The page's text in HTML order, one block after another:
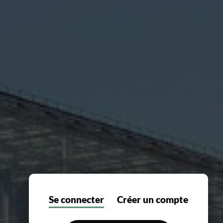
Se connecter Créer un compte